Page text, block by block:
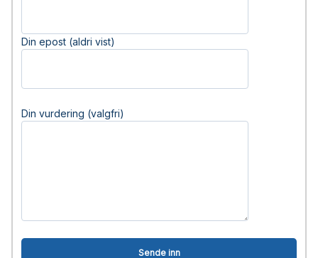
Din epost (aldri vist)
Din vurdering (valgfri)